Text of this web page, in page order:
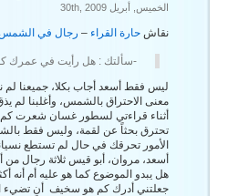
الخميس, أبريل 30th, 2009
نقاش حارة القراء – رجال في الشمس
-سألتك : هل رأيت في عمرك
ليس فقط أسعد أجاب بكلا، جميعنا لم
معنى الاحتراق بالشمس، وأغلبنا لم
أثناء قراءتي لسطور غسان شعرت كم
تحترق بحثاً عن لقمة، وليس فقط
الأمور تحرقك في حال لم تستطع
أسعد، مروان، أبو قيس ثلاثة رجال
هل يبدو الموضوع كما هو عليه أم أنه
جعلتني أدرك كم هو سخيف أن تضيء